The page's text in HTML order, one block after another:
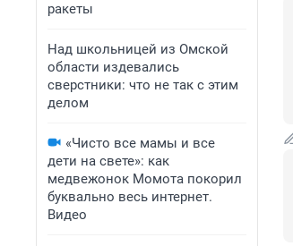
ракеты
Над школьницей из Омской
области издевались
сверстники: что не так с этим
делом
«Чисто все мамы и все
дети на свете»: как
медвежонок Момота покорил
буквально весь интернет.
Видео